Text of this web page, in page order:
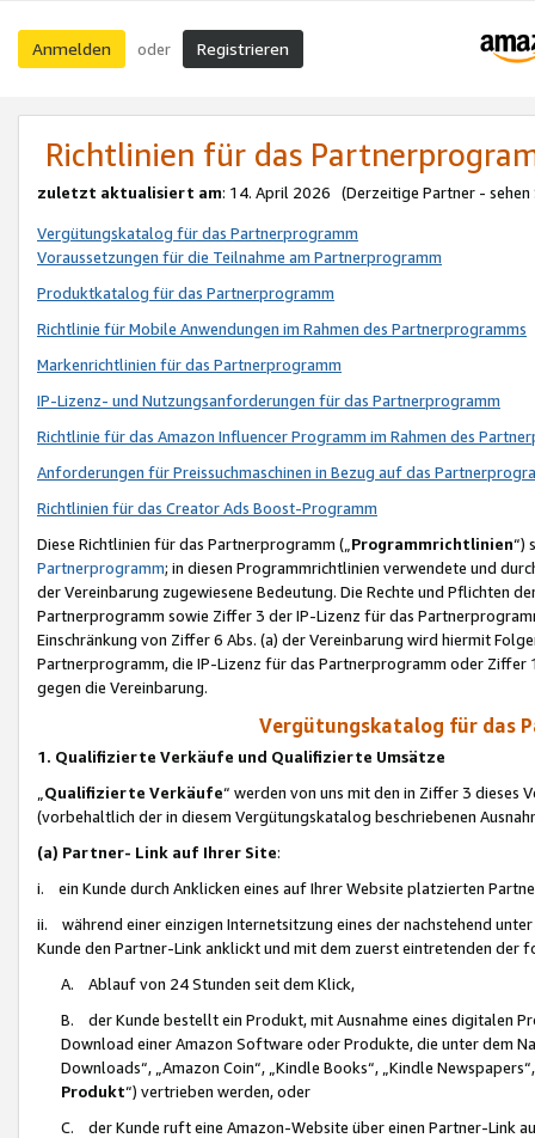
Anmelden oder Registrieren
Richtlinien für das
zuletzt aktualisiert am: 14. April 2026 (Derzeitige Partner - sehen
Vergütungskatalog für das Partnerprogramm
Voraussetzungen für die Teilnahme am Partnerprogramm
Produktkatalog für das Partnerprogramm
Richtlinie für Mobile Anwendungen im Rahmen des Partnerprogramms
Markenrichtlinien für das Partnerprogramm
IP-Lizenz- und Nutzungsanforderungen für das Partnerprogramm
Richtlinie für das Amazon Influencer Programm im Rahmen des
Anforderungen für Preissuchmaschinen in Bezug auf das
Richtlinien für das Creator Ads Boost-Programm
Diese Richtlinien für das Partnerprogramm („Programmrichtlinien“)
Partnerprogramm; in diesen Programmrichtlinien verwendete und
der Vereinbarung zugewiesene Bedeutung. Die Rechte und Pflichten
Partnerprogramm sowie Ziffer 3 der IP-Lizenz für das
Einschränkung von Ziffer 6 Abs. (a) der Vereinbarung wird hiermit
Partnerprogramm, die IP-Lizenz für das Partnerprogramm oder
gegen die Vereinbarung.
Vergütungskatalog für das
1. Qualifizierte Verkäufe und Qualifizierte Umsätze
Qualifizierte Verkäufe“ werden von uns mit den in Ziffer 3
(vorbehaltlich der in diesem Vergütungskatalog beschriebenen
(a) Partner- Link auf Ihrer Site:
i. ein Kunde durch Anklicken eines auf Ihrer Website platzierten
ii. während einer einzigen Internetsitzung eines der nachstehend
Kunde den Partner-Link anklickt und mit dem zuerst eintretenden der
A. Ablauf von 24 Stunden seit dem Klick,
B. der Kunde bestellt ein Produkt, mit Ausnahme eines digitalen
Download einer Amazon Software oder Produkte, die unter dem
Downloads“, „Amazon Coin“, „Kindle Books“, „Kindle
Produkt“) vertrieben werden, oder
C. der Kunde ruft eine Amazon-Website über einen Partner-Link